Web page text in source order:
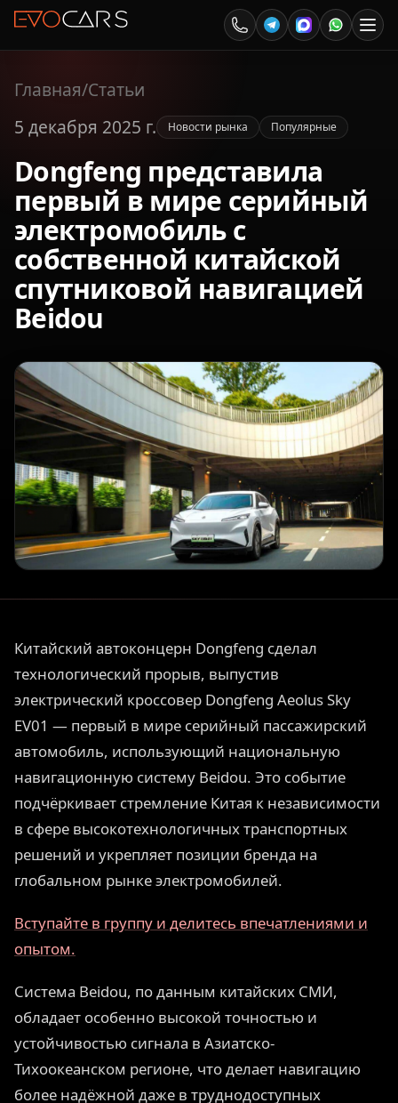
Главная/Статьи
5 декабря 2025 г.
Новости рынка Популярные
Dongfeng представила
первый в мире серийный
электромобиль с
собственной китайской
спутниковой навигацией
Beidou
Китайский автоконцерн Dongfeng сделал
технологический прорыв, выпустив
электрический кроссовер Dongfeng Aeolus Sky
EV01 — первый в мире серийный пассажирский
автомобиль, использующий национальную
навигационную систему Beidou. Это событие
подчёркивает стремление Китая к независимости
в сфере высокотехнологичных транспортных
решений и укрепляет позиции бренда на
глобальном рынке электромобилей.
Вступайте в группу и делитесь впечатлениями и
опытом.
Система Beidou, по данным китайских СМИ,
обладает особенно высокой точностью и
устойчивостью сигнала в Азиатско-
Тихоокеанском регионе, что делает навигацию
более надёжной даже в труднодоступных